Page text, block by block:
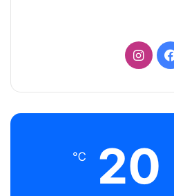
فيسبوكانستقرام
20
℃